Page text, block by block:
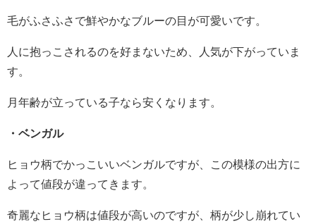
毛がふさふさで鮮やかなブルーの目が可愛いです。
人に抱っこされるのを好まないため、人気が下がっていま
す。
月年齢が立っている子なら安くなります。
・ベンガル
ヒョウ柄でかっこいいベンガルですが、この模様の出方に
よって値段が違ってきます。
奇麗なヒョウ柄は値段が高いのですが、柄が少し崩れてい